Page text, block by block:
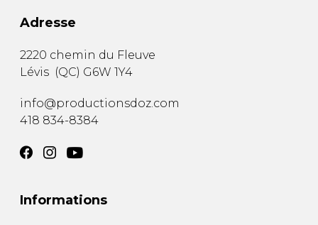
Adresse
2220 chemin du Fleuve
Lévis (QC) G6W 1Y4
info@productionsdoz.com
418 834-8384
Informations